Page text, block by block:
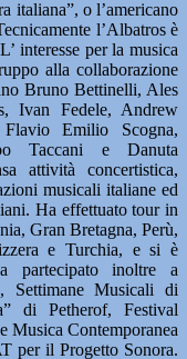
italiana”, o l’americano
l’Albatros è
interesse per la musica
alla collaborazione
Bruno Bettinelli, Ales
Ivan Fedele, Andrew
Emilio Scogna,
Taccani e Danuta
attività concertistica,
musicali italiane ed
Ha effettuato tour in
Gran Bretagna, Perù,
e Turchia, e si è
partecipato inoltre a
Settimane Musicali di
di Petherof, Festival
Musica Contemporanea
per il Progetto Sonora.